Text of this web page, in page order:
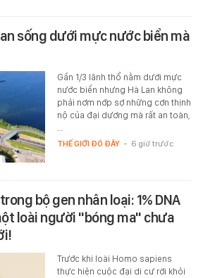
sống dưới mực nước biển mà
Gần 1/3 lãnh thổ nằm dưới mực
nước biển nhưng Hà Lan không
phải nơm nớp sợ những cơn thịnh
nộ của đại dương mà rất an toàn,
…
THẾ GIỚI ĐÓ ĐÂY - 6 giờ trước
bộ gen nhân loại: 1% DNA
loài người "bóng ma" chưa
Trước khi loài Homo sapiens
thực hiện cuộc đại di cư rời khỏi